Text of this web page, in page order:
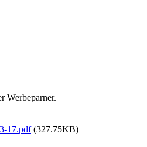
Werbeparner.
17.pdf(327.75KB)